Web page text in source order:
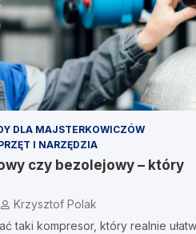
DLA MAJSTERKOWICZÓW
I NARZĘDZIA
czy bezolejowy – który
Krzysztof Polak
taki kompresor, który realnie